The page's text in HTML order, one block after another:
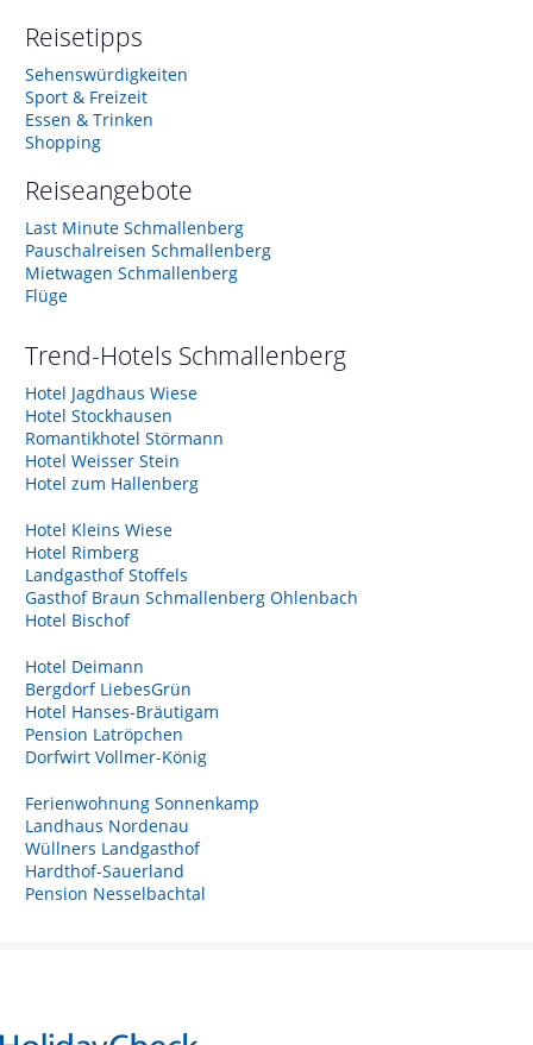
Reisetipps
Sehenswürdigkeiten
Sport & Freizeit
Essen & Trinken
Shopping
Reiseangebote
Last Minute Schmallenberg
Pauschalreisen Schmallenberg
Mietwagen Schmallenberg
Flüge
Trend-Hotels Schmallenberg
Hotel Jagdhaus Wiese
Hotel Stockhausen
Romantikhotel Störmann
Hotel Weisser Stein
Hotel zum Hallenberg
Hotel Kleins Wiese
Hotel Rimberg
Landgasthof Stoffels
Gasthof Braun Schmallenberg Ohlenbach
Hotel Bischof
Hotel Deimann
Bergdorf LiebesGrün
Hotel Hanses-Bräutigam
Pension Latröpchen
Dorfwirt Vollmer-König
Ferienwohnung Sonnenkamp
Landhaus Nordenau
Wüllners Landgasthof
Hardthof-Sauerland
Pension Nesselbachtal